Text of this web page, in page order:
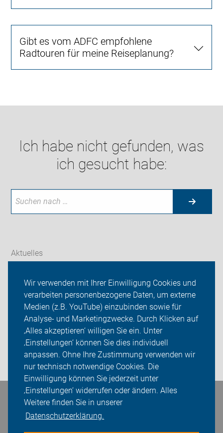
Wir verwenden mit Ihrer Einwilligung Cookies und
verarbeiten personenbezogene Daten, um externe
Medien (z.B. YouTube) einzubinden sowie für
Analyse- und Marketingzwecke. Durch Klicken auf
‚Alles akzeptieren‘ willigen Sie ein. Unter
‚Einstellungen‘ können Sie dies individuell
anpassen. Ohne Ihre Zustimmung verwenden wir
nur technisch notwendige Cookies. Die
Einwilligung können Sie jederzeit unter
‚Einstellungen‘ widerrufen oder ändern. Alles
Weitere finden Sie in unserer
Datenschutzerklärung.
Gibt es vom ADFC empfohlene
Radtouren für meine Reiseplanung?
Ich habe nicht gefunden, was
ich gesucht habe:
Aktuelles
ADFC Jena - Saaletal
Sei dabei
Presse
Login
Bleiben Sie in Kontakt